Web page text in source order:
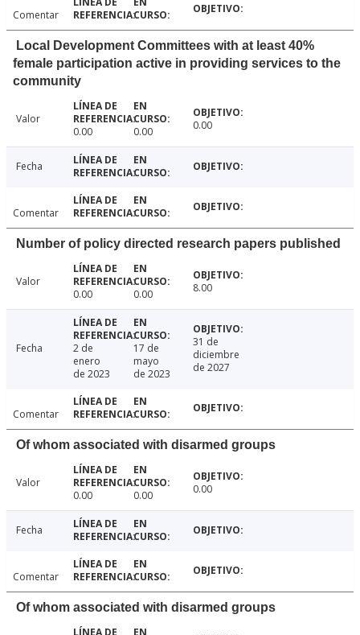
Comentar
Local Development Committees with at least 40%
female participation active in providing services to the
community
Valor
0.00
0.00 0.00
Fecha
Comentar
Number of policy directed research papers published
Valor
0.00
0.00 8.00
Fecha
2 de
enero
de 2023
17 de
mayo
de 2023
31 de
diciembre
de 2027
Comentar
Of whom associated with disarmed groups
Valor
0.00
0.00 0.00
Fecha
Comentar
Of whom associated with disarmed groups